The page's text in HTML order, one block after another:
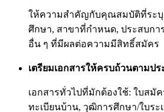
ให้ความสำคัญกับคุณสมบัติที่ระบุ
ศึกษา, สาขาที่กำหนด, ประสบก
อื่น ๆ ที่มีผลต่อความมีสิทธิ์สมัคร
เตรียมเอกสารให้ครบถ้วนตามปร
เอกสารทั่วไปที่มักต้องใช้: ใบสมั
ทะเบียนบ้าน, วุฒิการศึกษา/ใบระ